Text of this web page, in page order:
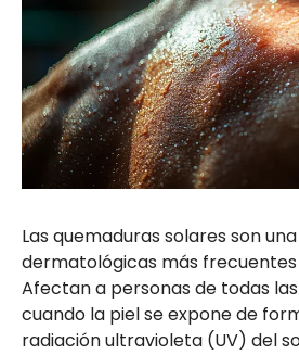
Las quemaduras solares son
dermatológicas más
Afectan a personas de todas
cuando la piel se expone de
radiación ultravioleta (UV) del